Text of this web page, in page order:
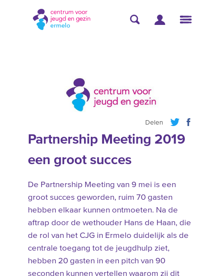
Delen
Partnership Meeting 2019
een groot succes
De Partnership Meeting van 9 mei is een
groot succes geworden, ruim 70 gasten
hebben elkaar kunnen ontmoeten. Na de
aftrap door de wethouder Hans de Haan, die
de rol van het CJG in Ermelo duidelijk als de
centrale toegang tot de jeugdhulp ziet,
hebben 20 gasten in een pitch van 90
seconden kunnen vertellen waarom zij dit